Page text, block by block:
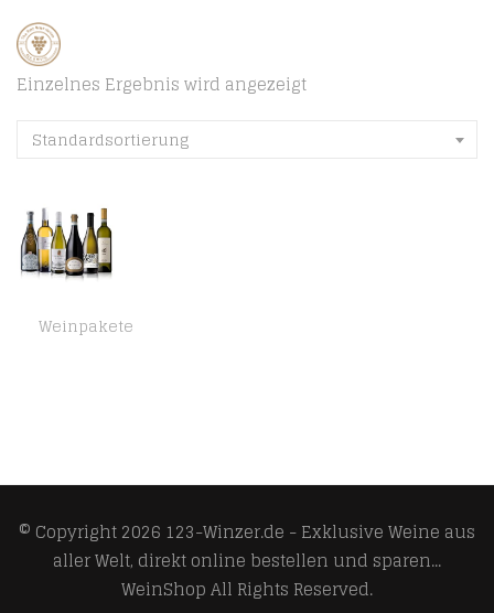
Einzelnes Ergebnis wird angezeigt
Standardsortierung
Weinpakete
© Copyright 2026 123-Winzer.de - Exklusive Weine aus
aller Welt, direkt online bestellen und sparen...
WeinShopAll Rights Reserved.